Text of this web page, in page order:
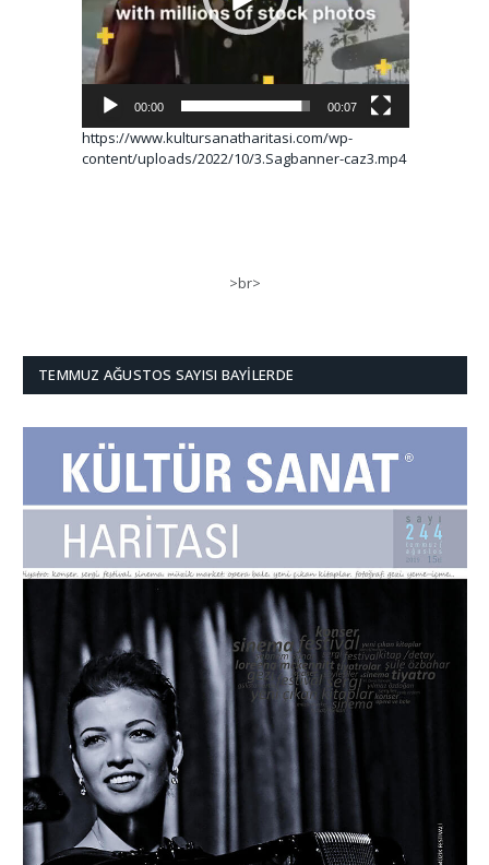
00:00 00:07
https://www.kultursanatharitasi.com/wp-
content/uploads/2022/10/3.Sagbanner-caz3.mp4
>br>
TEMMUZ AĞUSTOS SAYISI BAYILERDE